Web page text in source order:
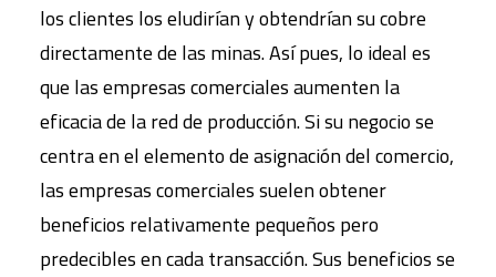
los clientes los eludirían y obtendrían su cobre
directamente de las minas. Así pues, lo ideal es
que las empresas comerciales aumenten la
eficacia de la red de producción. Si su negocio se
centra en el elemento de asignación del comercio,
las empresas comerciales suelen obtener
beneficios relativamente pequeños pero
predecibles en cada transacción. Sus beneficios se